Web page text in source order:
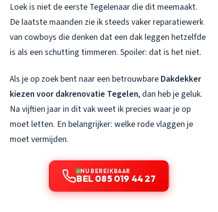
Loek is niet de eerste Tegelenaar die dit meemaakt.
De laatste maanden zie ik steeds vaker reparatiewerk
van cowboys die denken dat een dak leggen hetzelfde
is als een schutting timmeren. Spoiler: dat is het niet.
Als je op zoek bent naar een betrouwbare Dakdekker
kiezen voor dakrenovatie Tegelen, dan heb je geluk.
Na vijftien jaar in dit vak weet ik precies waar je op
moet letten. En belangrijker: welke rode vlaggen je
moet vermijden.
NU BEREIKBAAR
BEL 085 019 44 27